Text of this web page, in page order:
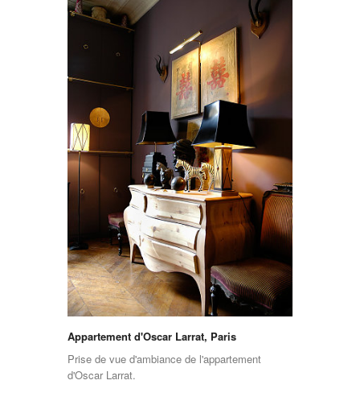
Appartement d'Oscar Larrat, Paris
Prise de vue d'ambiance de l'appartement
d'Oscar Larrat.